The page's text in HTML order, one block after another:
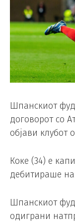
Шпанскиот
договорот со
објави клубот
Коке (34) е
дебитираше на
Шпанскиот
одиграни